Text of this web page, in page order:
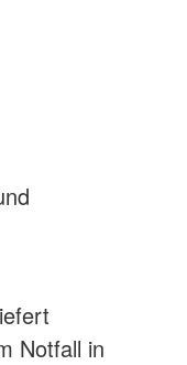
Notfall in